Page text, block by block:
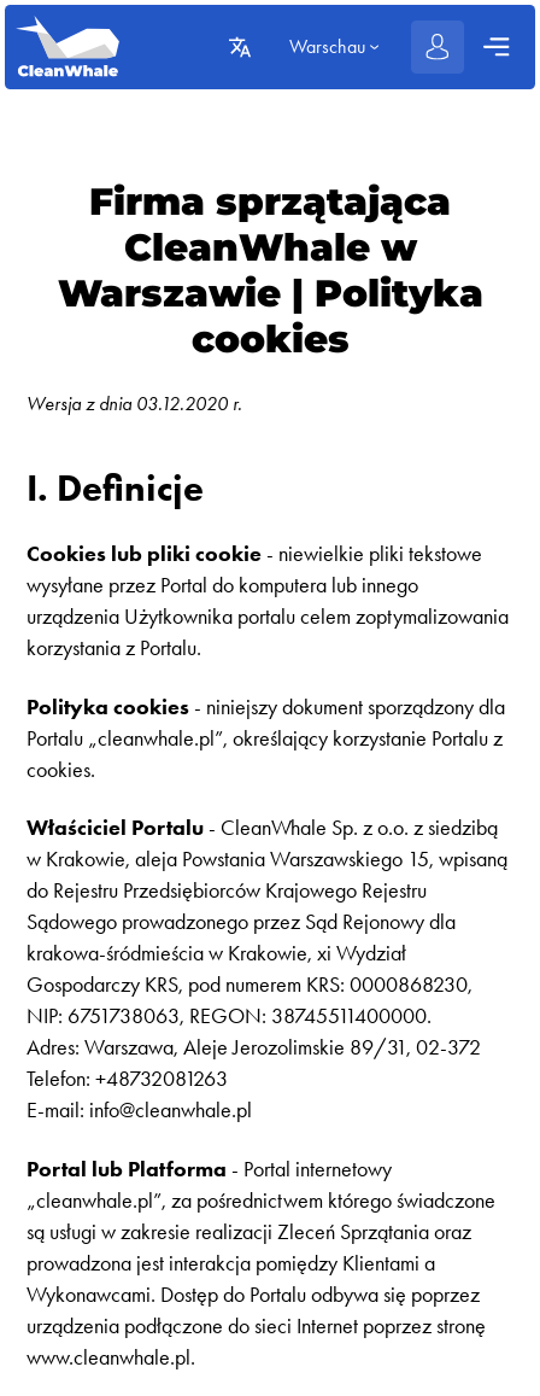
Warschau
Firma sprzątająca
CleanWhale w
Warszawie | Polityka
cookies
Wersja z dnia 03.12.2020 r.
I. Definicje
Cookies lub pliki cookie- niewielkie pliki tekstowe
wysyłane przez Portal do komputera lub innego
urządzenia Użytkownika portalu celem zoptymalizowania
korzystania z Portalu.
Polityka cookies- niniejszy dokument sporządzony dla
Portalu „cleanwhale.pl”, określający korzystanie Portalu z
cookies.
Właściciel Portalu- CleanWhale Sp. z o.o. z siedzibą
w Krakowie, aleja Powstania Warszawskiego 15, wpisaną
do Rejestru Przedsiębiorców Krajowego Rejestru
Sądowego prowadzonego przez Sąd Rejonowy dla
krakowa-śródmieścia w Krakowie, xi Wydział
Gospodarczy KRS, pod numerem KRS: 0000868230,
NIP: 6751738063, REGON: 38745511400000.
Adres: Warszawa, Aleje Jerozolimskie 89/31, 02-372
Telefon: +48732081263
E-mail: info@cleanwhale.pl
Portal lub Platforma - Portal internetowy
„cleanwhale.pl”, za pośrednictwem którego świadczone
są usługi w zakresie realizacji Zleceń Sprzątania oraz
prowadzona jest interakcja pomiędzy Klientami a
Wykonawcami. Dostęp do Portalu odbywa się poprzez
urządzenia podłączone do sieci Internet poprzez stronę
www.cleanwhale.pl.